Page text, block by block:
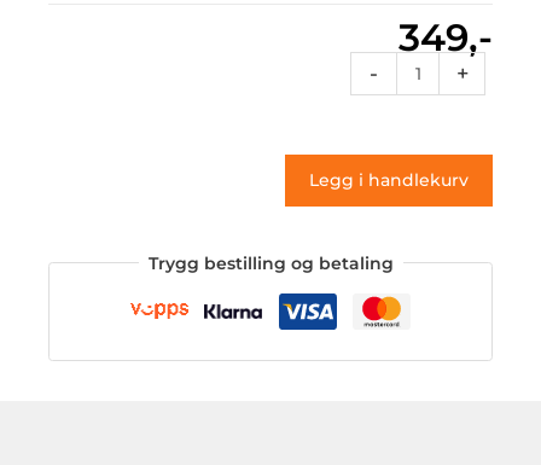
349,-
-
224
antall
+
Legg i handlekurv
Trygg bestilling og betaling